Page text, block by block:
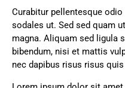
Curabitur pellentesque
sodales ut. Sed sed quam
magna. Aliquam sed ligula
bibendum, nisi et mattis
nec dapibus risus risus